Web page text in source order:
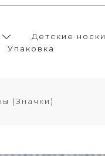
Детские носки
Упаковка
(Значки)